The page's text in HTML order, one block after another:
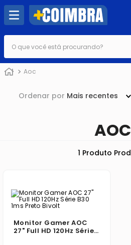
O que você está procurando?
Aoc
Ordenar por Mais recentes
AOC
1 Produto
Monitor Gamer AOC
27" Full HD 120Hz Série